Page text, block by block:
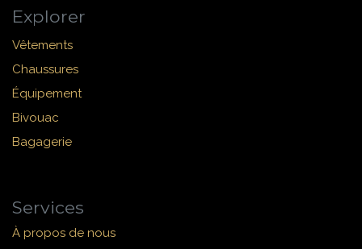
Explorer
Vêtements
Chaussures
Équipement
Bivouac
Bagagerie
Services
À propos de nous